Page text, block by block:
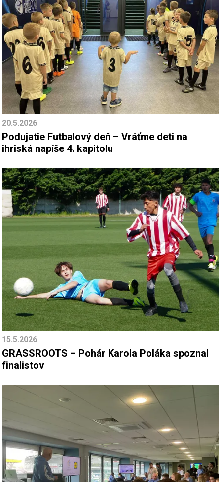
20.5.2026
Podujatie Futbalový deň – Vráťme deti na
ihriská napíše 4. kapitolu
15.5.2026
GRASSROOTS – Pohár Karola Poláka spoznal
finalistov